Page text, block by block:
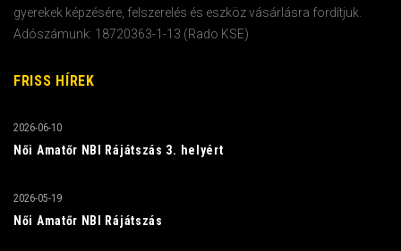
gyerekek képzésére, felszerelés és eszköz vásárlásra fordítjuk.
Adószámunk: 18720363-1-13 (Rado KSE)
FRISS HÍREK
Női Amatőr NBI Rájátszás 3. helyért
2026-06-10
Női Amatőr NBI Rájátszás
2026-05-19